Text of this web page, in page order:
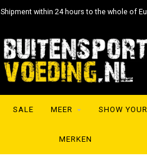
Shipment within 24 hours to the whole of
SALE MEER SHOW
MERKEN